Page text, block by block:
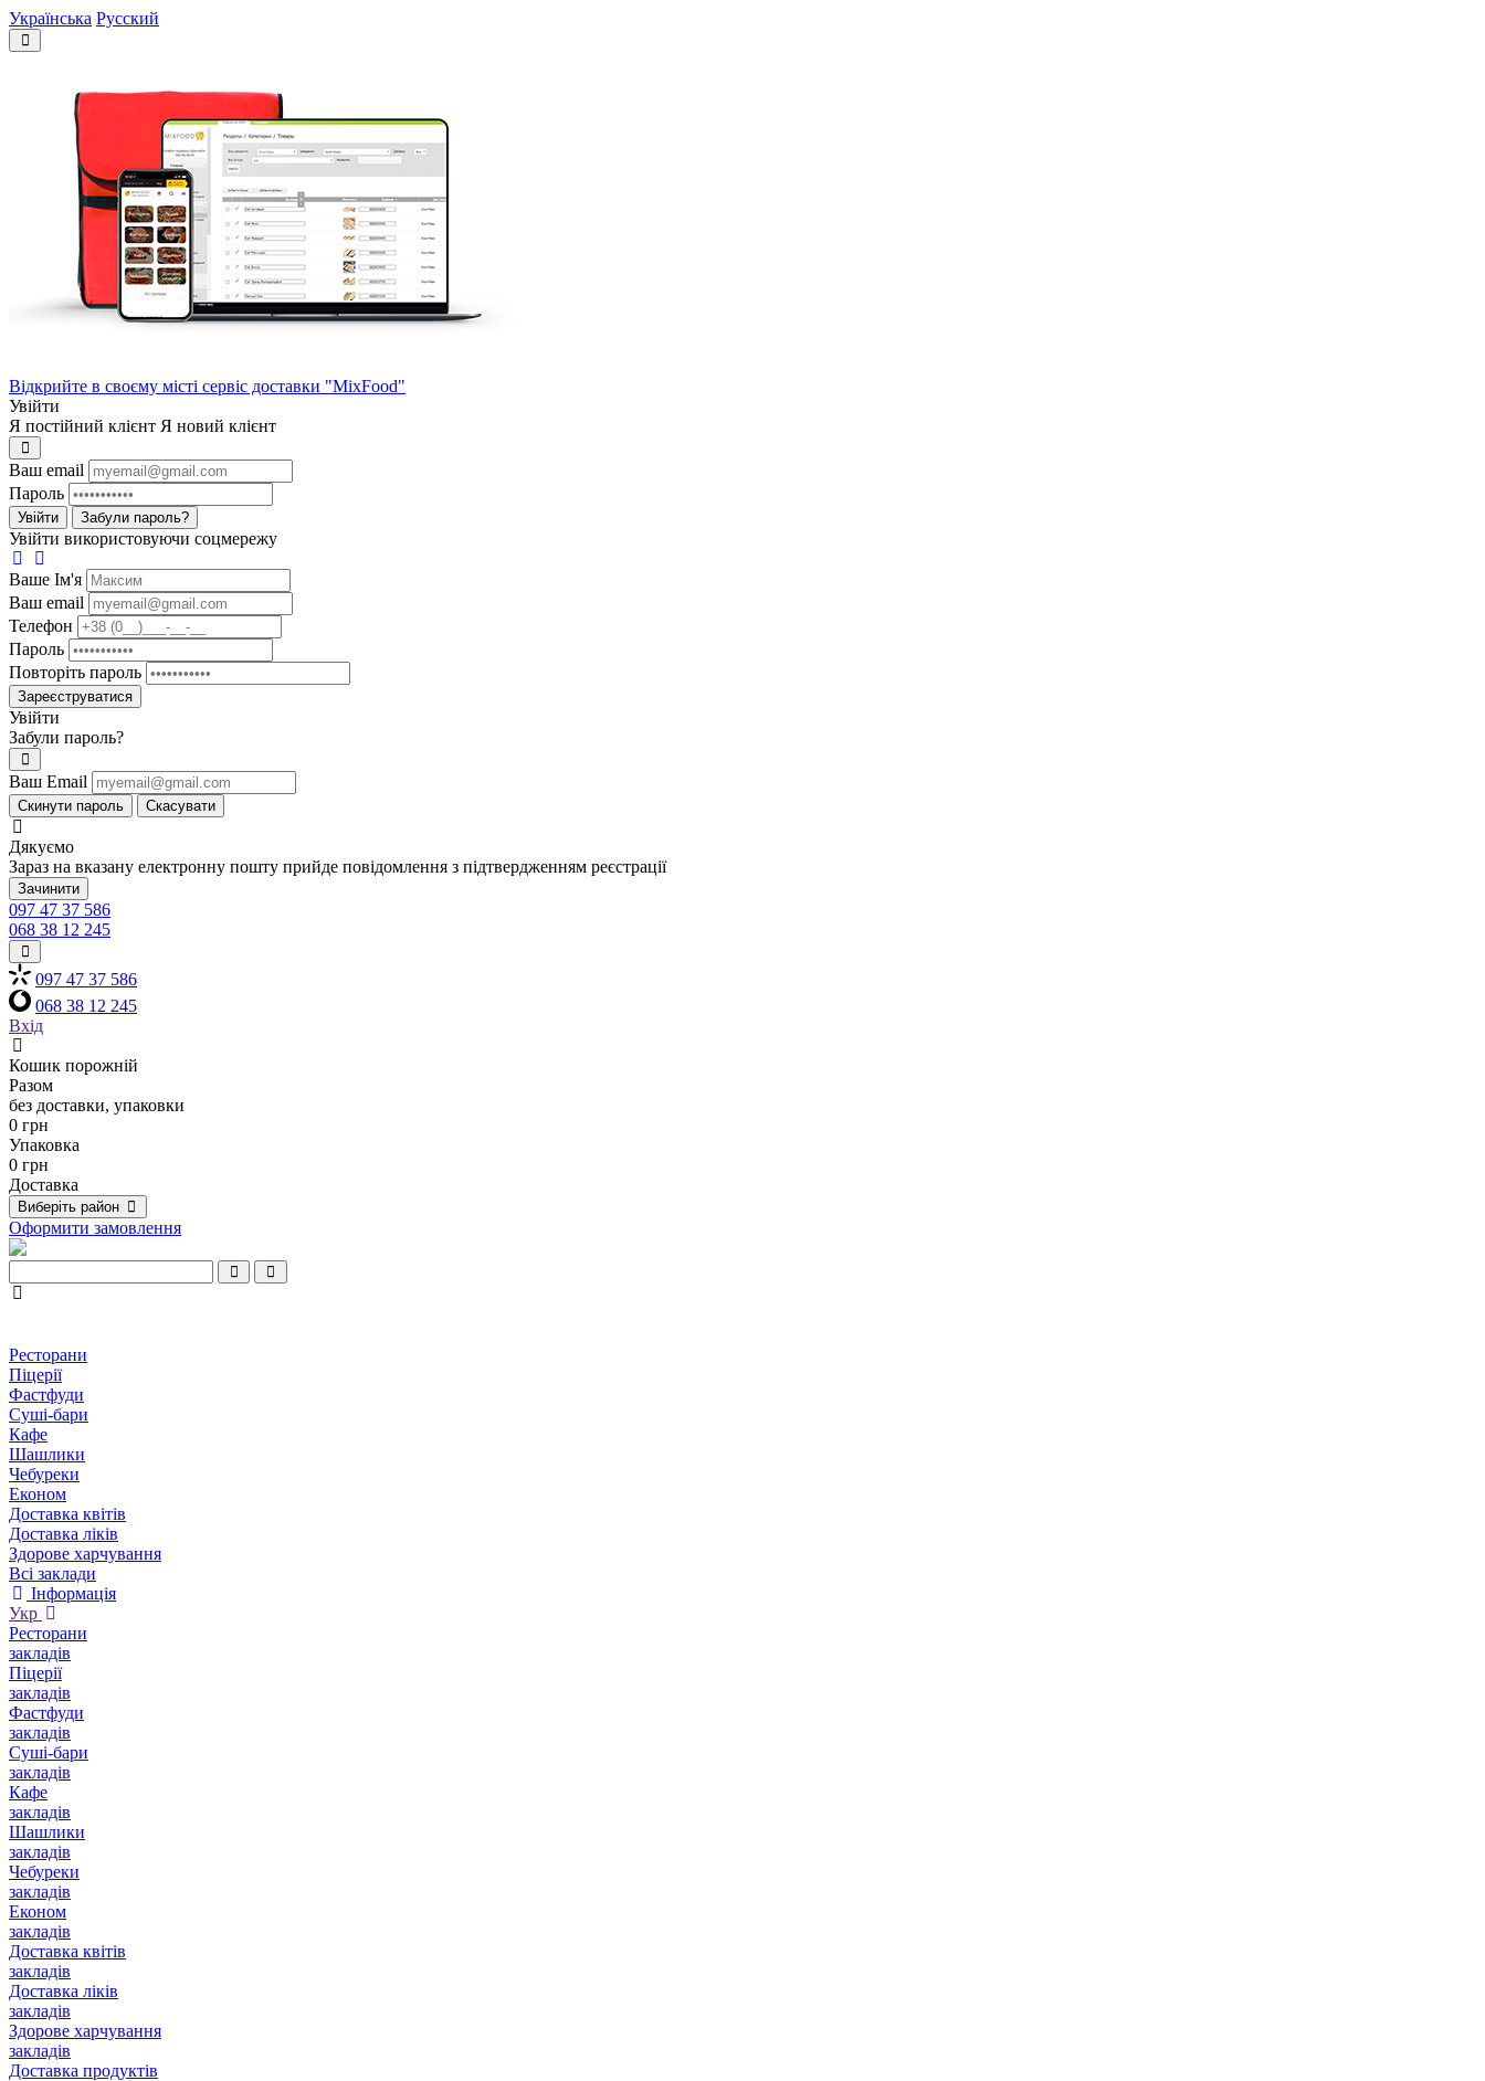
Українська Русский
Відкрийте в своєму місті сервіс доставки "MixFood"
Увійти
Я постійний клієнт Я новий клієнт
Ваш email
Пароль
Увійти Забули пароль?
Увійти використовуючи соцмережу
Ваше Iм'я
Ваш email
Телефон
Пароль
Повторіть пароль
Зареєструватися
Увійти
Забули пароль?
Ваш Email
Скинути пароль Скасувати
Дякуємо
Зараз на вказану електронну пошту прийде повідомлення з підтвердженням реєстрації
Зачинити
097 47 37 586
068 38 12 245
097 47 37 586
068 38 12 245
Вхід
Кошик порожній
Разом
без доставки, упаковки
0 грн
Упаковка
0 грн
Доставка
Виберіть район
Оформити замовлення
Ресторани
Піцерії
Фастфуди
Суші-бари
Кафе
Шашлики
Чебуреки
Економ
Доставка квітів
Доставка ліків
Здорове харчування
Всі заклади
Інформація
Укр
Ресторани
закладів
Піцерії
закладів
Фастфуди
закладів
Суші-бари
закладів
Кафе
закладів
Шашлики
закладів
Чебуреки
закладів
Економ
закладів
Доставка квітів
закладів
Доставка ліків
закладів
Здорове харчування
закладів
Доставка продуктів